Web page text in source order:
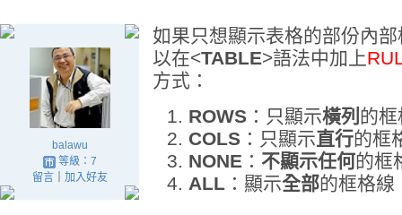
balawu
等級：7
留言｜ 加入好友
如果只想顯示表格的部份內
以在<TABLE>語法中加上
方式：
ROWS ：只顯示橫列 的
COLS ：只顯示直行的框
NONE ： 不顯示任何的框
ALL ：顯示全部的框格線